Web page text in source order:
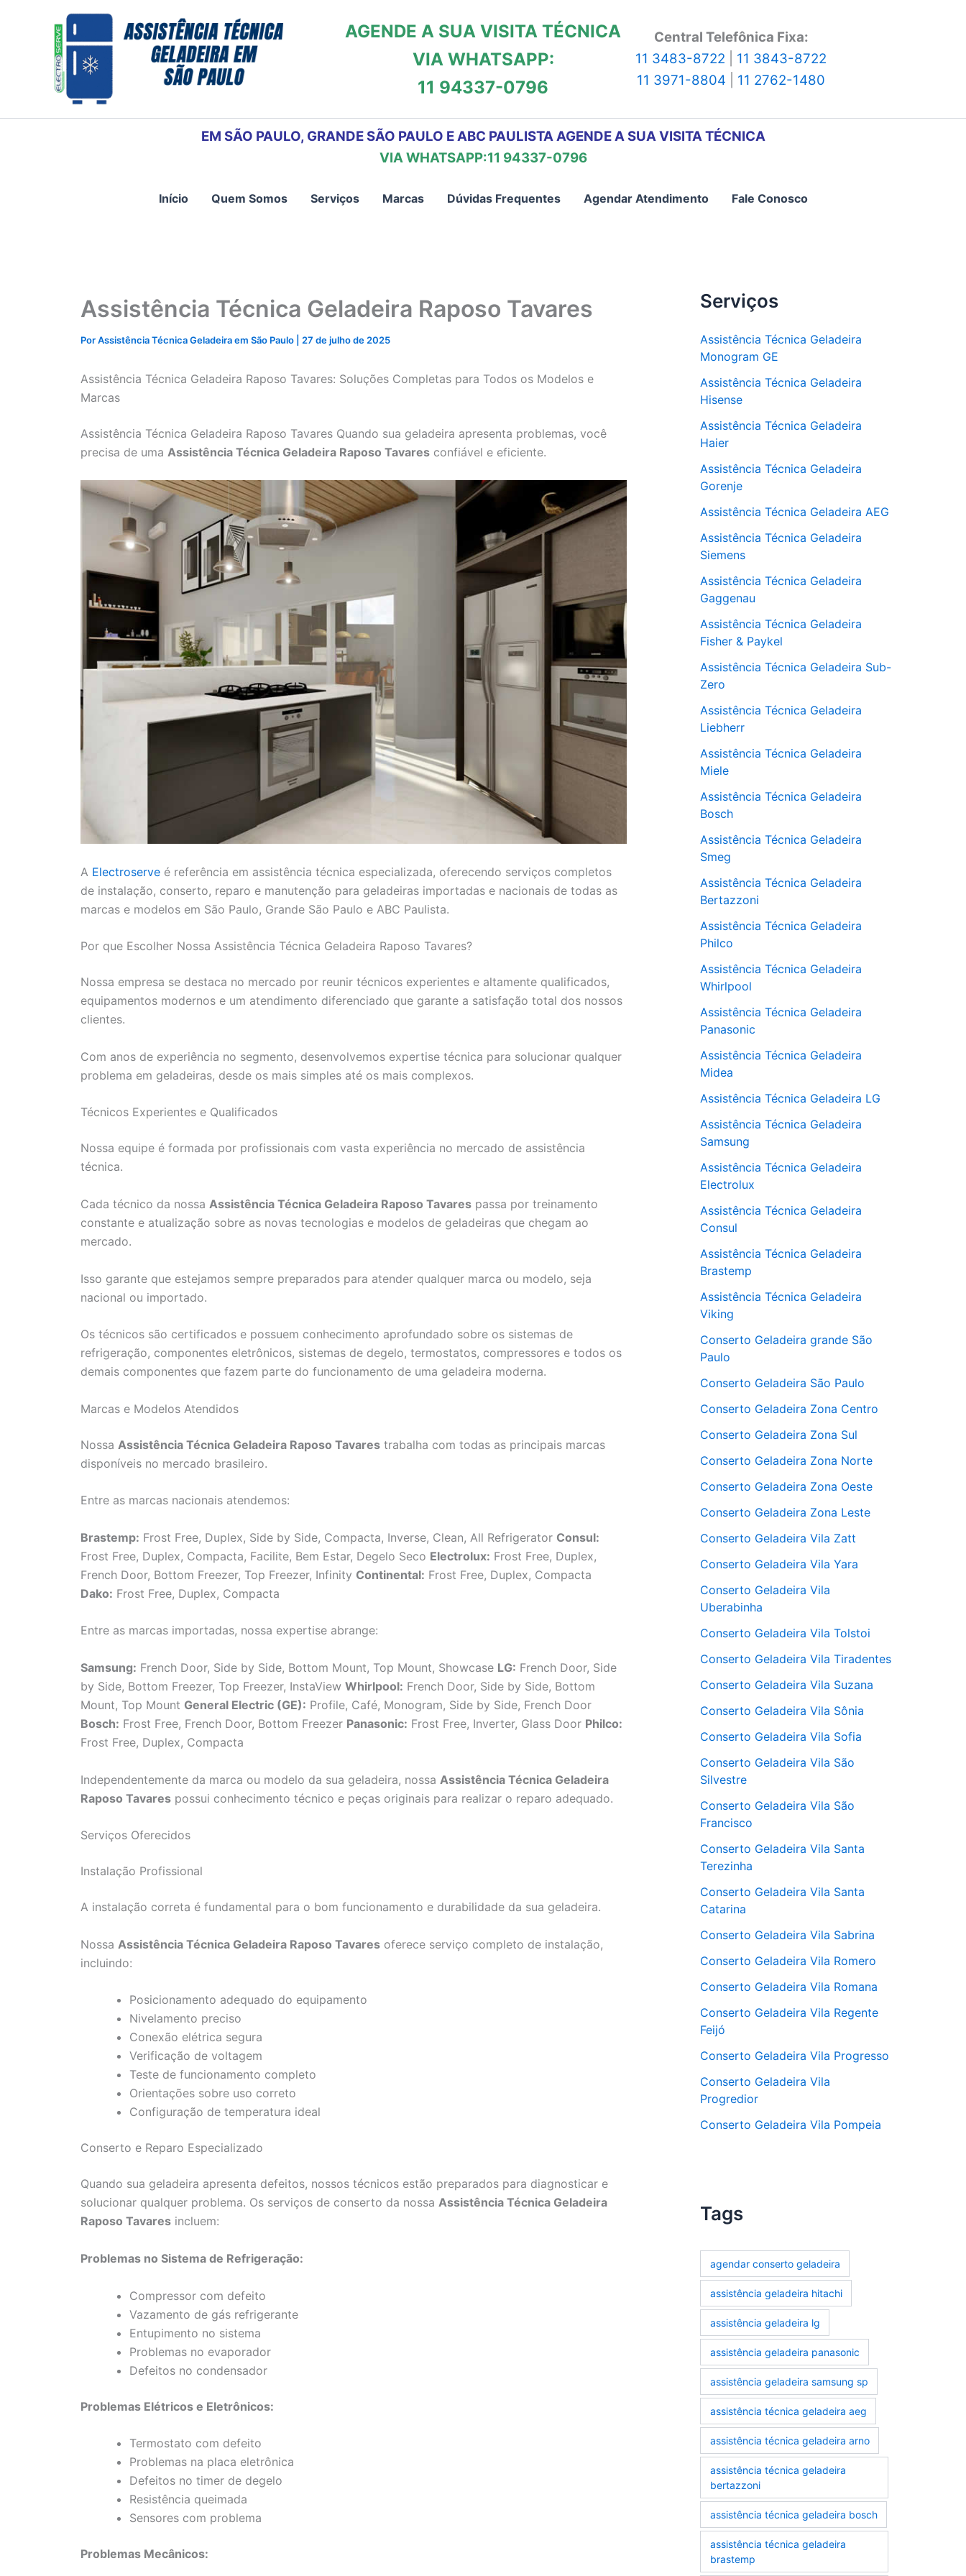
AGENDE A SUA VISITA TÉCNICA
VIA WHATSAPP:
11 94337-0796
Central Telefônica Fixa:
11 3483-8722
11 3843-8722
11 3971-8804
11 2762-1480
EM SÃO PAULO, GRANDE SÃO PAULO E ABC PAULISTA AGENDE A SUA VISITA TÉCNICA
VIA WHATSAPP:11 94337-0796
Início Quem Somos Serviços Marcas Dúvidas Frequentes Agendar Atendimento Fale Conosco
Assistência Técnica Geladeira Raposo Tavares
PorAssistência Técnica Geladeira em São Paulo 27 de julho de 2025
Assistência Técnica Geladeira Raposo Tavares: Soluções Completas para Todos os Modelos e
Marcas
Assistência Técnica Geladeira Raposo Tavares Quando sua geladeira apresenta problemas, você
precisa de uma Assistência Técnica Geladeira Raposo Tavares confiável e eficiente.
A Electroserve é referência em assistência técnica especializada, oferecendo serviços completos
de instalação, conserto, reparo e manutenção para geladeiras importadas e nacionais de todas as
marcas e modelos em São Paulo, Grande São Paulo e ABC Paulista.
Por que Escolher Nossa Assistência Técnica Geladeira Raposo Tavares?
Nossa empresa se destaca no mercado por reunir técnicos experientes e altamente qualificados,
equipamentos modernos e um atendimento diferenciado que garante a satisfação total dos nossos
clientes.
Com anos de experiência no segmento, desenvolvemos expertise técnica para solucionar qualquer
problema em geladeiras, desde os mais simples até os mais complexos.
Técnicos Experientes e Qualificados
Nossa equipe é formada por profissionais com vasta experiência no mercado de assistência
técnica.
Cada técnico da nossa Assistência Técnica Geladeira Raposo Tavares passa por treinamento
constante e atualização sobre as novas tecnologias e modelos de geladeiras que chegam ao
mercado.
Isso garante que estejamos sempre preparados para atender qualquer marca ou modelo, seja
nacional ou importado.
Os técnicos são certificados e possuem conhecimento aprofundado sobre os sistemas de
refrigeração, componentes eletrônicos, sistemas de degelo, termostatos, compressores e todos os
demais componentes que fazem parte do funcionamento de uma geladeira moderna.
Marcas e Modelos Atendidos
Nossa Assistência Técnica Geladeira Raposo Tavares trabalha com todas as principais marcas
disponíveis no mercado brasileiro.
Entre as marcas nacionais atendemos:
Brastemp: Frost Free, Duplex, Side by Side, Compacta, Inverse, Clean, All Refrigerator Consul:
Frost Free, Duplex, Compacta, Facilite, Bem Estar, Degelo Seco Electrolux: Frost Free, Duplex,
French Door, Bottom Freezer, Top Freezer, Infinity Continental: Frost Free, Duplex, Compacta
Dako: Frost Free, Duplex, Compacta
Entre as marcas importadas, nossa expertise abrange:
Samsung: French Door, Side by Side, Bottom Mount, Top Mount, Showcase LG: French Door, Side
by Side, Bottom Freezer, Top Freezer, InstaView Whirlpool: French Door, Side by Side, Bottom
Mount, Top Mount General Electric (GE): Profile, Café, Monogram, Side by Side, French Door
Bosch: Frost Free, French Door, Bottom Freezer Panasonic: Frost Free, Inverter, Glass Door Philco:
Frost Free, Duplex, Compacta
Independentemente da marca ou modelo da sua geladeira, nossa Assistência Técnica Geladeira
Raposo Tavares possui conhecimento técnico e peças originais para realizar o reparo adequado.
Serviços Oferecidos
Instalação Profissional
A instalação correta é fundamental para o bom funcionamento e durabilidade da sua geladeira.
Nossa Assistência Técnica Geladeira Raposo Tavares oferece serviço completo de instalação,
incluindo:
Posicionamento adequado do equipamento
Nivelamento preciso
Conexão elétrica segura
Verificação de voltagem
Teste de funcionamento completo
Orientações sobre uso correto
Configuração de temperatura ideal
Conserto e Reparo Especializado
Quando sua geladeira apresenta defeitos, nossos técnicos estão preparados para diagnosticar e
solucionar qualquer problema. Os serviços de conserto da nossa Assistência Técnica Geladeira
Raposo Tavares incluem:
Problemas no Sistema de Refrigeração:
Compressor com defeito
Vazamento de gás refrigerante
Entupimento no sistema
Problemas no evaporador
Defeitos no condensador
Problemas Elétricos e Eletrônicos:
Termostato com defeito
Problemas na placa eletrônica
Defeitos no timer de degelo
Resistência queimada
Sensores com problema
Problemas Mecânicos:
Serviços
Assistência Técnica Geladeira
Monogram GE
Assistência Técnica Geladeira
Hisense
Assistência Técnica Geladeira
Haier
Assistência Técnica Geladeira
Gorenje
Assistência Técnica Geladeira AEG
Assistência Técnica Geladeira
Siemens
Assistência Técnica Geladeira
Gaggenau
Assistência Técnica Geladeira
Fisher & Paykel
Assistência Técnica Geladeira Sub-
Zero
Assistência Técnica Geladeira
Liebherr
Assistência Técnica Geladeira
Miele
Assistência Técnica Geladeira
Bosch
Assistência Técnica Geladeira
Smeg
Assistência Técnica Geladeira
Bertazzoni
Assistência Técnica Geladeira
Philco
Assistência Técnica Geladeira
Whirlpool
Assistência Técnica Geladeira
Panasonic
Assistência Técnica Geladeira
Midea
Assistência Técnica Geladeira LG
Assistência Técnica Geladeira
Samsung
Assistência Técnica Geladeira
Electrolux
Assistência Técnica Geladeira
Consul
Assistência Técnica Geladeira
Brastemp
Assistência Técnica Geladeira
Viking
Conserto Geladeira grande São
Paulo
Conserto Geladeira São Paulo
Conserto Geladeira Zona Centro
Conserto Geladeira Zona Sul
Conserto Geladeira Zona Norte
Conserto Geladeira Zona Oeste
Conserto Geladeira Zona Leste
Conserto Geladeira Vila Zatt
Conserto Geladeira Vila Yara
Conserto Geladeira Vila
Uberabinha
Conserto Geladeira Vila Tolstoi
Conserto Geladeira Vila Tiradentes
Conserto Geladeira Vila Suzana
Conserto Geladeira Vila Sônia
Conserto Geladeira Vila Sofia
Conserto Geladeira Vila São
Silvestre
Conserto Geladeira Vila São
Francisco
Conserto Geladeira Vila Santa
Terezinha
Conserto Geladeira Vila Santa
Catarina
Conserto Geladeira Vila Sabrina
Conserto Geladeira Vila Romero
Conserto Geladeira Vila Romana
Conserto Geladeira Vila Regente
Feijó
Conserto Geladeira Vila Progresso
Conserto Geladeira Vila
Progredior
Conserto Geladeira Vila Pompeia
Tags
agendar conserto geladeira
assistência geladeira hitachi
assistência geladeira lg
assistência geladeira panasonic
assistência geladeira samsung sp
assistência técnica geladeira aeg
assistência técnica geladeira arno
assistência técnica geladeira
bertazzoni
assistência técnica geladeira bosch
assistência técnica geladeira
brastemp